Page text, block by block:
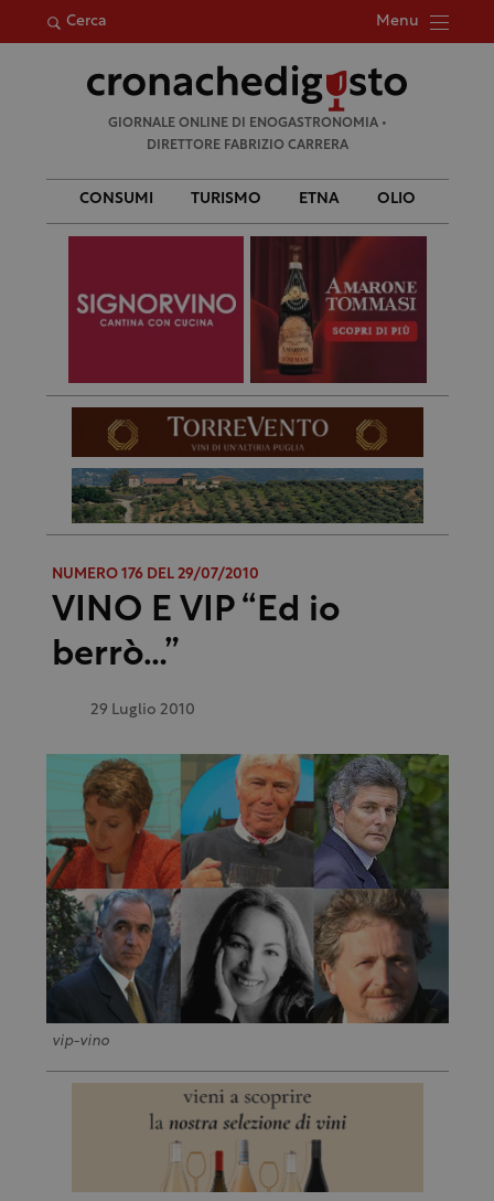
Cerca Menu
per:
GIORNALE ONLINE DI ENOGASTRONOMIA •
DIRETTORE FABRIZIO CARRERA
CONSUMI TURISMO ETNA OLIO
NUMERO 176 DEL 29/07/2010
VINO E VIP “Ed io
berrò…”
29 Luglio 2010
vip-vino